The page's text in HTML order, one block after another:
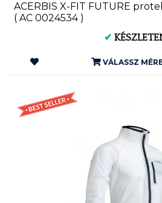
ACERBIS X-FIT FUTURE
( AC 0024534 )
✔
VÁLASSZ